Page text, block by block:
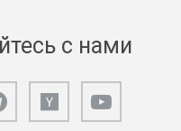
с нами